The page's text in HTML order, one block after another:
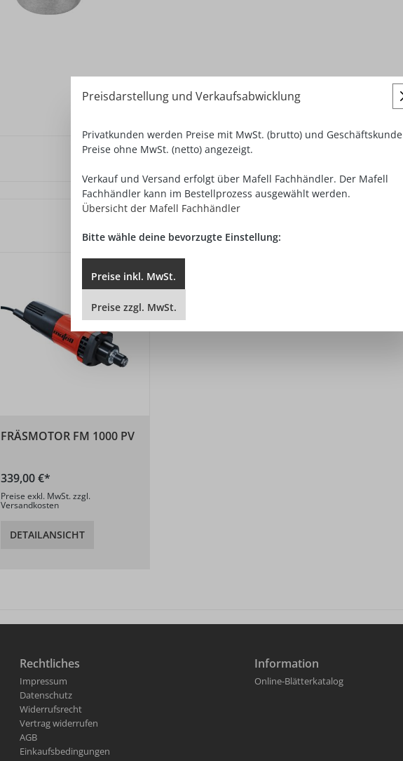
FRÄSMOTOR FM 1000 PV
339,00 €*
Preise exkl. MwSt. zzgl.
Versandkosten
DETAILANSICHT
Rechtliches
Impressum
Datenschutz
Widerrufsrecht
Vertrag widerrufen
AGB
Einkaufsbedingungen
Information
Online-Blätterkatalog
Preisdarstellung und Verkaufsabwicklung
Privatkunden werden Preise mit MwSt. (brutto) und
Preise ohne MwSt. (netto) angezeigt.
Verkauf und Versand erfolgt über Mafell Fachhändler. Der Mafell
Fachhändler kann im Bestellprozess ausgewählt werden.
Übersicht der Mafell Fachhändler
Bitte wähle deine bevorzugte Einstellung:
Preise inkl. MwSt.
Preise zzgl. MwSt.